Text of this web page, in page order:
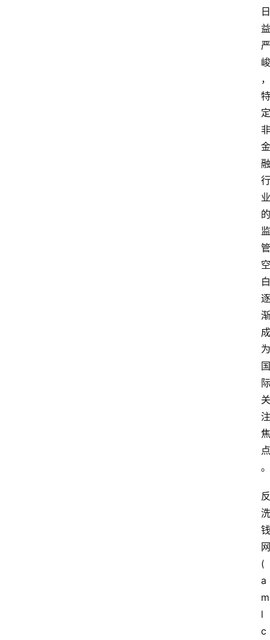
日
益
严
峻
，
特
定
非
金
融
行
业
的
监
管
空
白
逐
渐
成
为
国
际
关
注
焦
点
。
反
洗
钱
网
(
a
m
l
c